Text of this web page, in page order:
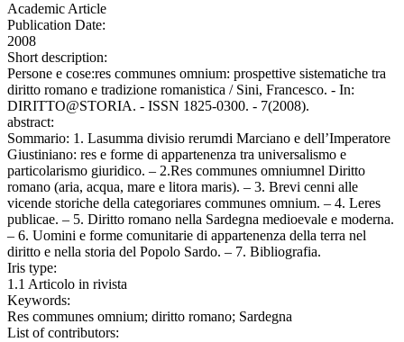
Academic Article
Publication Date:
2008
Short description:
Persone e cose:res communes omnium: prospettive sistematiche tra
diritto romano e tradizione romanistica / Sini, Francesco. - In:
DIRITTO@STORIA. - ISSN 1825-0300. - 7(2008).
abstract:
Sommario: 1. Lasumma divisio rerumdi Marciano e dell’Imperatore
Giustiniano: res e forme di appartenenza tra universalismo e
particolarismo giuridico. – 2.Res communes omniumnel Diritto
romano (aria, acqua, mare e litora maris). – 3. Brevi cenni alle
vicende storiche della categoriares communes omnium. – 4. Leres
publicae. – 5. Diritto romano nella Sardegna medioevale e moderna.
– 6. Uomini e forme comunitarie di appartenenza della terra nel
diritto e nella storia del Popolo Sardo. – 7. Bibliografia.
Iris type:
1.1 Articolo in rivista
Keywords:
Res communes omnium; diritto romano; Sardegna
List of contributors: